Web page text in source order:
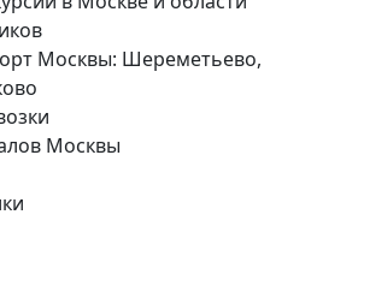
Москвы: Шереметьево,
Москвы